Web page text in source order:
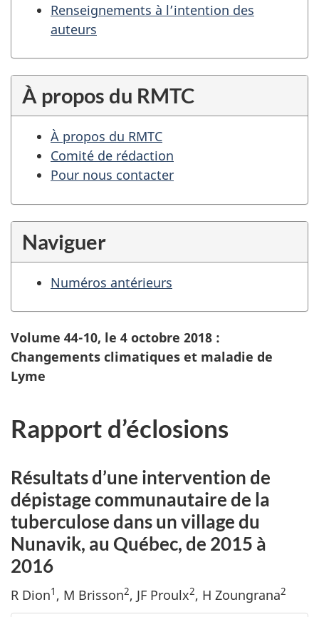
Renseignements à l’intention des
auteurs
À propos du RMTC
À propos du RMTC
Comité de rédaction
Pour nous contacter
Naviguer
Numéros antérieurs
Volume 44-10, le 4 octobre 2018 :
Changements climatiques et maladie de
Lyme
Rapport d’éclosions
Résultats d’une intervention de
dépistage communautaire de la
tuberculose dans un village du
Nunavik, au Québec, de 2015 à
2016
R Dion1 , M Brisson2, JF Proulx2, H Zoungrana2